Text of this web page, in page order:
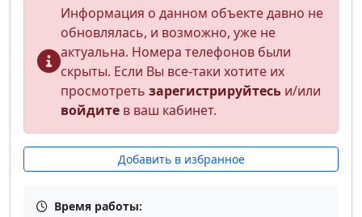
Информация о данном объекте давно не
обновлялась, и возможно, уже не
актуальна. Номера телефонов были
скрыты. Если Вы все-таки хотите их
просмотреть зарегистрируйтесь и/или
войдите в ваш кабинет.
Добавить в избранное
Время работы: